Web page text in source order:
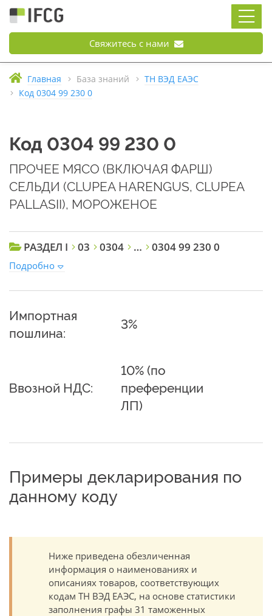
Свяжитесь с нами
Главная База знаний
ТН ВЭД ЕАЭС
Код 0304 99 230 0
Код 0304 99 230 0
ПРОЧЕЕ МЯСО (ВКЛЮЧАЯ ФАРШ)
СЕЛЬДИ (CLUPEA HARENGUS, CLUPEA
PALLASII), МОРОЖЕНОЕ
РАЗДЕЛ I 03 0304 … 0304 99 230 0
Подробно
Импортная
пошлина:
3%
Ввозной НДС:
10% (по
преференции
ЛП)
Примеры декларирования по
данному коду
Ниже приведена обезличенная
информация о наименованиях и
описаниях товаров, соответствующих
кодам ТН ВЭД ЕАЭС, на основе статистики
заполнения графы 31 таможенных